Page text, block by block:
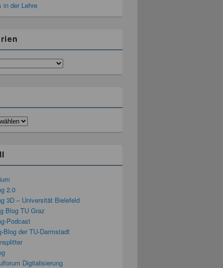
in der Lehre
2.0
3D – Universität Bielefeld
Blog TU Graz
Podcast
Blog der TU-Darmstadt
Digitalisierung